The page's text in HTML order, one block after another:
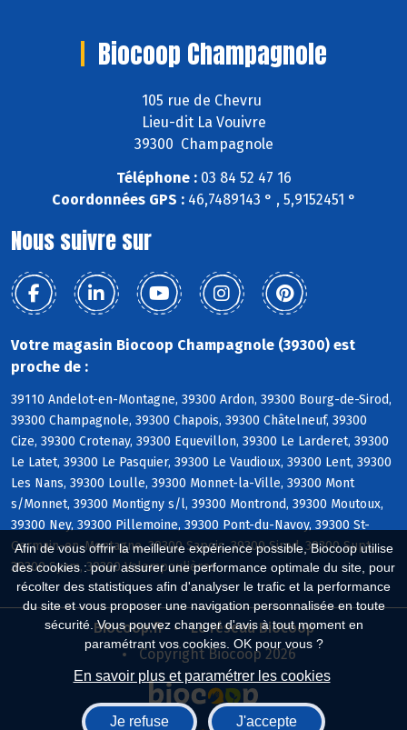
Afin de vous offrir la meilleure expérience possible, Biocoop utilise
des cookies : pour assurer une performance optimale du site, pour
récolter des statistiques afin d'analyser le trafic et la performance
du site et vous proposer une navigation personnalisée en toute
sécurité. Vous pouvez changer d'avis à tout moment en
paramétrant vos cookies. OK pour vous ?
En savoir plus et paramétrer les cookies
Je refuse J'accepte
Biocoop Champagnole
105 rue de Chevru
Lieu-dit La Vouivre
39300 Champagnole
Téléphone :03 84 52 47 16
Coordonnées GPS :46,7489143 ° , 5,9152451 °
Nous suivre sur
Votre magasin Biocoop Champagnole (39300) est
proche de :
39110 Andelot-en-Montagne, 39300 Ardon, 39300 Bourg-de-Sirod,
39300 Champagnole, 39300 Chapois, 39300 Châtelneuf, 39300
Cize, 39300 Crotenay, 39300 Equevillon, 39300 Le Larderet, 39300
Le Latet, 39300 Le Pasquier, 39300 Le Vaudioux, 39300 Lent, 39300
Les Nans, 39300 Loulle, 39300 Monnet-la-Ville, 39300 Mont
s/Monnet, 39300 Montigny s/l, 39300 Montrond, 39300 Moutoux,
39300 Ney, 39300 Pillemoine, 39300 Pont-du-Navoy, 39300 St-
Germain-en-Montagne, 39300 Sapois, 39300 Sirod, 39300 Supt,
39300 Syam, 39300 Valempoulières
Biocoop.fr
Le réseau Biocoop
Copyright Biocoop 2026